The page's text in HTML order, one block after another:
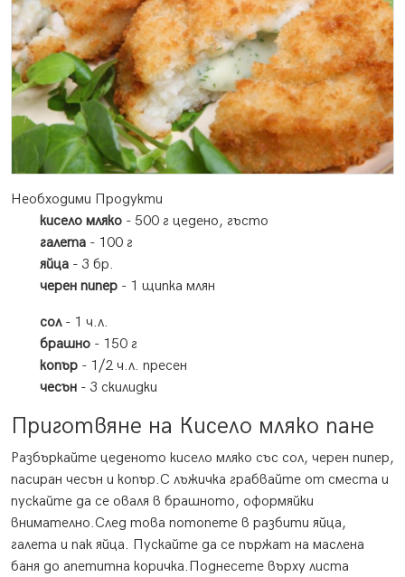
Необходими Продукти
кисело мляко - 500 г цедено, гъсто
галета - 100 г
яйца - 3 бр.
черен пипер - 1 щипка млян
сол - 1 ч.л.
брашно - 150 г
копър - 1/2 ч.л. пресен
чесън - 3 скилидки
Приготвяне на Кисело мляко пане
Разбъркайте цеденото кисело мляко със сол, черен пипер,
пасиран чесън и копър.С лъжичка грабвайте от сместа и
пускайте да се оваля в брашното, оформяйки
внимателно.След това потопете в разбити яйца,
галета и пак яйца. Пускайте да се пържат на маслена
баня до апетитна коричка.Поднесете върху листа